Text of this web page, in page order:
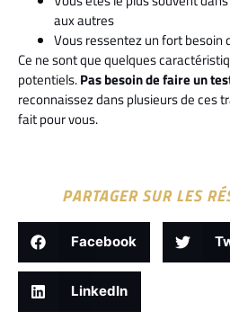
aux autres
Vous ressentez un fort besoin
Ce ne sont que quelques
potentiels.Pas besoin de faire un
reconnaissez dans plusieurs de ces
fait pour vous.
PARTAGER SUR LES
Facebook
LinkedIn